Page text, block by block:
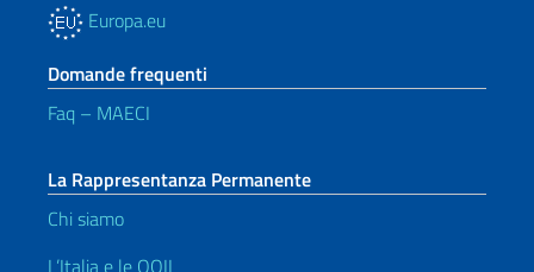
Europa.eu
Domande frequenti
Faq – MAECI
La Rappresentanza Permanente
Chi siamo
L’Italia e le OOII